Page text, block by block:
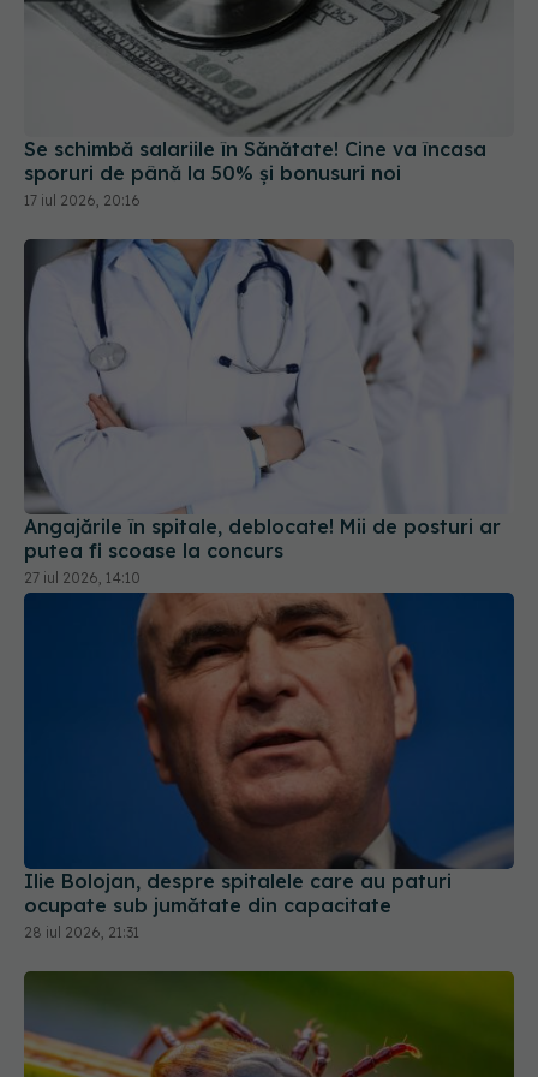
Se schimbă salariile în Sănătate! Cine va încasa
sporuri de până la 50% și bonusuri noi
17 iul 2026, 20:16
Angajările în spitale, deblocate! Mii de posturi ar
putea fi scoase la concurs
27 iul 2026, 14:10
Ilie Bolojan, despre spitalele care au paturi
ocupate sub jumătate din capacitate
28 iul 2026, 21:31